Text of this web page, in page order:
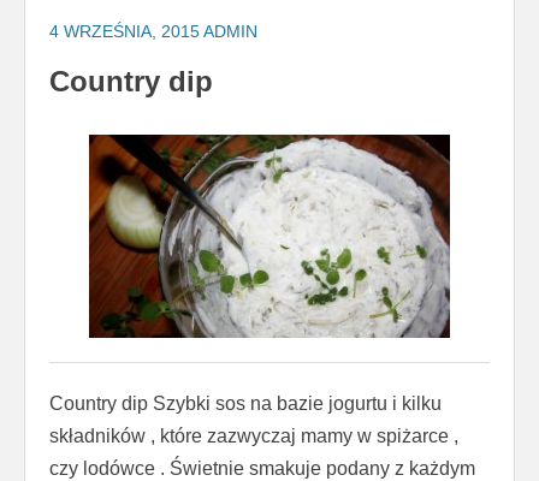
4 WRZEŚNIA, 2015ADMIN
Country dip
Country dip Szybki sos na bazie jogurtu i kilku
składników , które zazwyczaj mamy w spiżarce ,
czy lodówce . Świetnie smakuje podany z każdym